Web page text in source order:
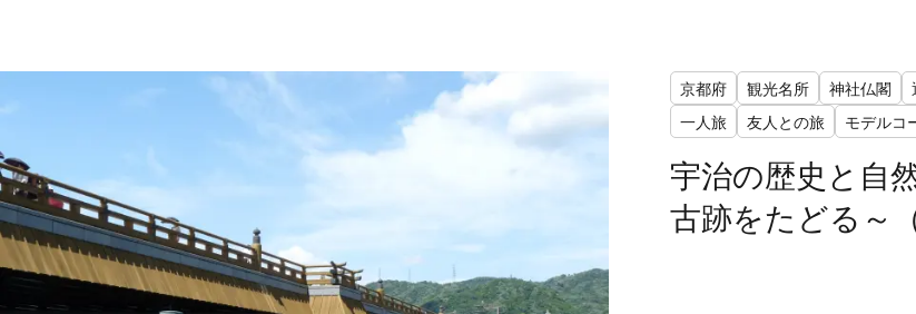
京都府 観光名所 神社仏閣
一人旅
友人との旅 モデルコ
宇治の歴史と自
古跡をたどる～